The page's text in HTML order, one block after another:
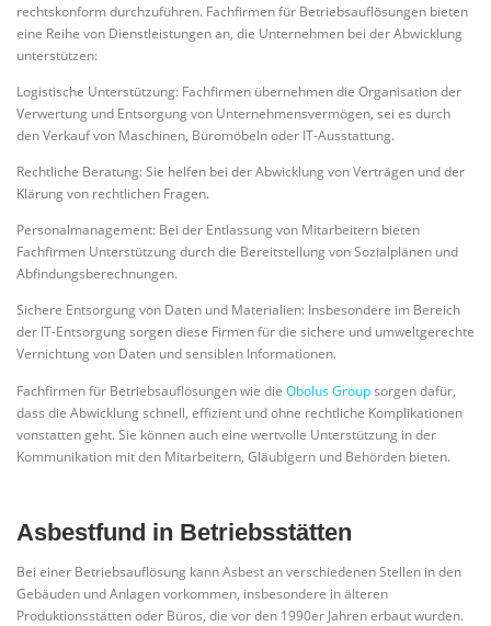
rechtskonform durchzuführen. Fachfirmen für Betriebsauflösungen bieten
eine Reihe von Dienstleistungen an, die Unternehmen bei der Abwicklung
unterstützen:
Logistische Unterstützung: Fachfirmen übernehmen die Organisation der
Verwertung und Entsorgung von Unternehmensvermögen, sei es durch
den Verkauf von Maschinen, Büromöbeln oder IT-Ausstattung.
Rechtliche Beratung: Sie helfen bei der Abwicklung von Verträgen und der
Klärung von rechtlichen Fragen.
Personalmanagement: Bei der Entlassung von Mitarbeitern bieten
Fachfirmen Unterstützung durch die Bereitstellung von Sozialplänen und
Abfindungsberechnungen.
Sichere Entsorgung von Daten und Materialien: Insbesondere im Bereich
der IT-Entsorgung sorgen diese Firmen für die sichere und umweltgerechte
Vernichtung von Daten und sensiblen Informationen.
Fachfirmen für Betriebsauflösungen wie die Obolus Groupsorgen dafür,
dass die Abwicklung schnell, effizient und ohne rechtliche Komplikationen
vonstatten geht. Sie können auch eine wertvolle Unterstützung in der
Kommunikation mit den Mitarbeitern, Gläubigern und Behörden bieten.
Asbestfund in Betriebsstätten
Bei einer Betriebsauflösung kann Asbest an verschiedenen Stellen in den
Gebäuden und Anlagen vorkommen, insbesondere in älteren
Produktionsstätten oder Büros, die vor den 1990er Jahren erbaut wurden.